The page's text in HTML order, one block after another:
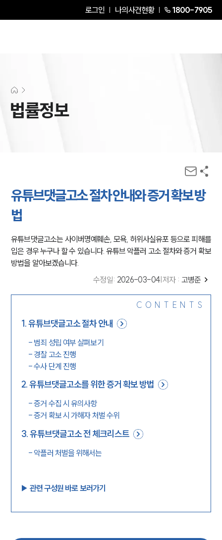
로그인 나의사건현황 1800-7905
법률정보
유튜브댓글고소 절차 안내와 증거 확보 방
법
유튜브댓글고소는 사이버명예훼손, 모욕, 허위사실유포 등으로 피해를
입은 경우 누구나 할 수 있습니다. 유튜브 악플러 고소 절차와 증거 확보
방법을 알아보겠습니다.
수정일: 2026-03-04 저자 : 고병준
CONTENTS
1.유튜브댓글고소 절차 안내
- 범죄 성립 여부 살펴보기
- 경찰 고소 진행
-수사 단계 진행
2.유튜브댓글고소를 위한 증거 확보 방법
-증거 수집 시 유의사항
-증거 확보 시 가해자 처벌 수위
3.유튜브댓글고소 전 체크리스트
- 악플러 처벌을 위해서는
▶︎ 관련 구성원 바로 보러가기